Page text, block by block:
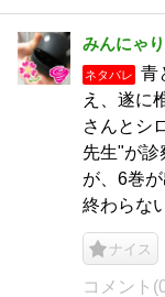
みんにゃ
ネタバレ
青
え、遂に
さんとシ
先生"が診
が、6巻
終わらな
ナイス
コメント